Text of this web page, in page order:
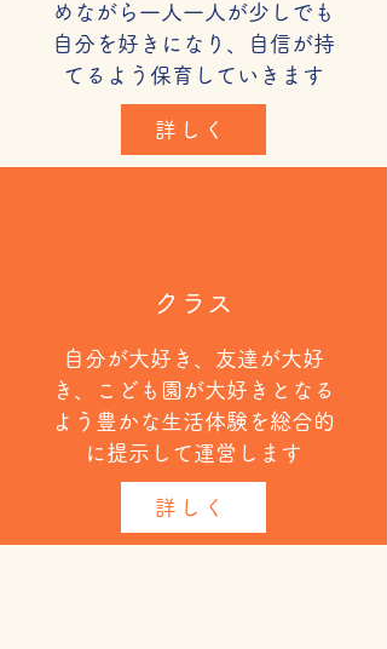
めながら一人一人が少しでも
自分を好きになり、自信が持
てるよう保育していきます
詳しく
​クラス
自分が大好き、友達が大好
き、こども園が大好きとなる
よう豊かな生活体験を総合的
に提示して運営します
詳しく